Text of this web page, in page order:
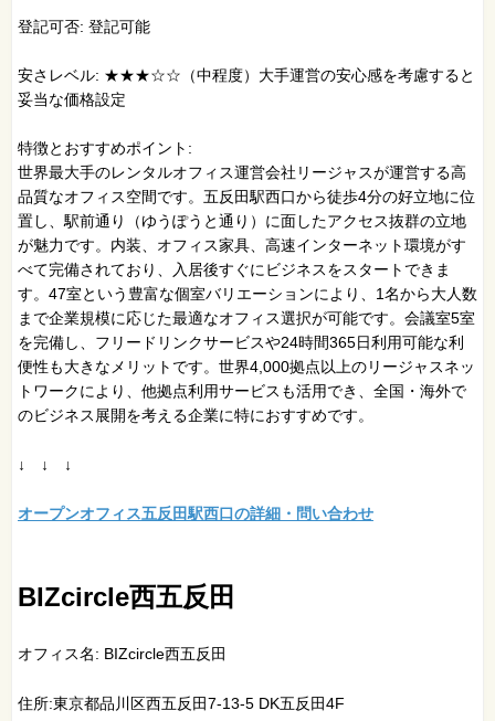
登記可否: 登記可能
安さレベル: ★★★☆☆（中程度）大手運営の安心感を考慮すると
妥当な価格設定
特徴とおすすめポイント:
世界最大手のレンタルオフィス運営会社リージャスが運営する高
品質なオフィス空間です。五反田駅西口から徒歩4分の好立地に位
置し、駅前通り（ゆうぽうと通り）に面したアクセス抜群の立地
が魅力です。内装、オフィス家具、高速インターネット環境がす
べて完備されており、入居後すぐにビジネスをスタートできま
す。47室という豊富な個室バリエーションにより、1名から大人数
まで企業規模に応じた最適なオフィス選択が可能です。会議室5室
を完備し、フリードリンクサービスや24時間365日利用可能な利
便性も大きなメリットです。世界4,000拠点以上のリージャスネッ
トワークにより、他拠点利用サービスも活用でき、全国・海外で
のビジネス展開を考える企業に特におすすめです。
↓ ↓ ↓
オープンオフィス五反田駅西口の詳細・問い合わせ
BIZcircle西五反田
オフィス名: BIZcircle西五反田
住所:東京都品川区西五反田7-13-5 DK五反田4F